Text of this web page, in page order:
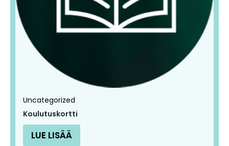
Uncategorized
Koulutuskortti
LUE LISÄÄ